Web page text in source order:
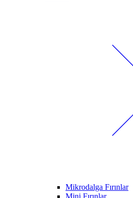
Mikrodalga Fırınlar
Mini Fırınlar